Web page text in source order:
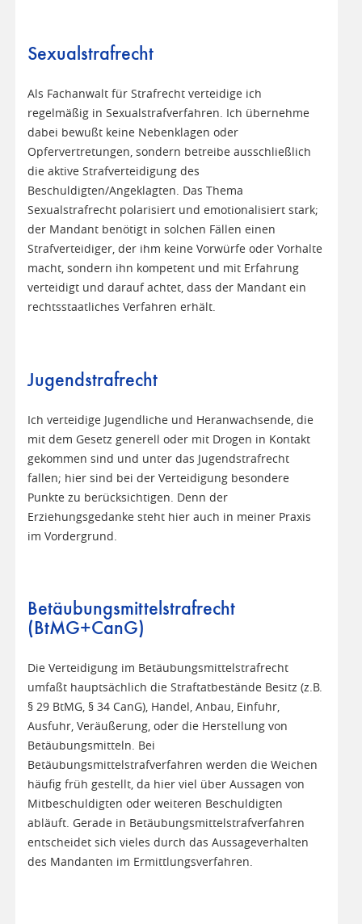
Sexualstrafrecht
Als Fachanwalt für Strafrecht verteidige ich
regelmäßig in Sexualstrafverfahren. Ich übernehme
dabei bewußt keine Nebenklagen oder
Opfervertretungen, sondern betreibe ausschließlich
die aktive Strafverteidigung des
Beschuldigten/Angeklagten. Das Thema
Sexualstrafrecht polarisiert und emotionalisiert stark;
der Mandant benötigt in solchen Fällen einen
Strafverteidiger, der ihm keine Vorwürfe oder Vorhalte
macht, sondern ihn kompetent und mit Erfahrung
verteidigt und darauf achtet, dass der Mandant ein
rechtsstaatliches Verfahren erhält.
Jugendstrafrecht
Ich verteidige Jugendliche und Heranwachsende, die
mit dem Gesetz generell oder mit Drogen in Kontakt
gekommen sind und unter das Jugendstrafrecht
fallen; hier sind bei der Verteidigung besondere
Punkte zu berücksichtigen. Denn der
Erziehungsgedanke steht hier auch in meiner Praxis
im Vordergrund.
Betäubungsmittelstrafrecht
(BtMG+CanG)
Die Verteidigung im Betäubungsmittelstrafrecht
umfaßt hauptsächlich die Straftatbestände Besitz (z.B.
§ 29 BtMG, § 34 CanG), Handel, Anbau, Einfuhr,
Ausfuhr, Veräußerung, oder die Herstellung von
Betäubungsmitteln. Bei
Betäubungsmittelstrafverfahren werden die Weichen
häufig früh gestellt, da hier viel über Aussagen von
Mitbeschuldigten oder weiteren Beschuldigten
abläuft. Gerade in Betäubungsmittelstrafverfahren
entscheidet sich vieles durch das Aussageverhalten
des Mandanten im Ermittlungsverfahren.